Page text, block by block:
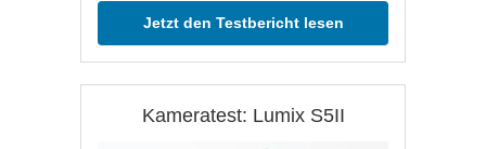
Jetzt den Testbericht lesen
Kameratest: Lumix S5II